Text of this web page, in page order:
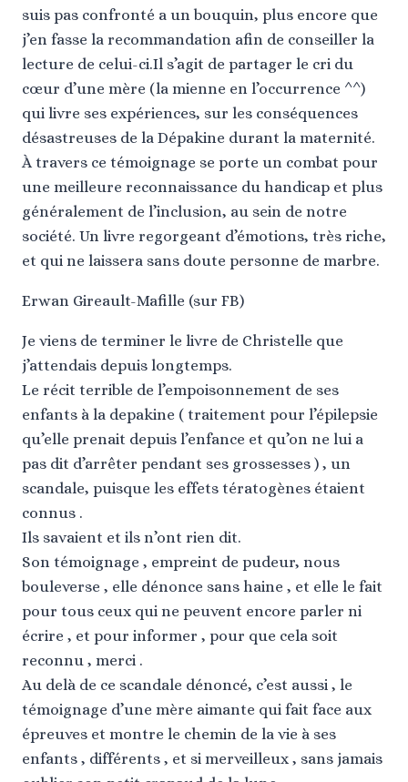
suis pas confronté a un bouquin, plus encore que
j’en fasse la recommandation afin de conseiller la
lecture de celui-ci.Il s’agit de partager le cri du
cœur d’une mère (la mienne en l’occurrence ^^)
qui livre ses expériences, sur les conséquences
désastreuses de la Dépakine durant la maternité.
À travers ce témoignage se porte un combat pour
une meilleure reconnaissance du handicap et plus
généralement de l’inclusion, au sein de notre
société. Un livre regorgeant d’émotions, très riche,
et qui ne laissera sans doute personne de marbre.
Erwan Gireault-Mafille (sur FB)
Je viens de terminer le livre de Christelle que
j’attendais depuis longtemps.
Le récit terrible de l’empoisonnement de ses
enfants à la depakine ( traitement pour l’épilepsie
qu’elle prenait depuis l’enfance et qu’on ne lui a
pas dit d’arrêter pendant ses grossesses ) , un
scandale, puisque les effets tératogènes étaient
connus .
Ils savaient et ils n’ont rien dit.
Son témoignage , empreint de pudeur, nous
bouleverse , elle dénonce sans haine , et elle le fait
pour tous ceux qui ne peuvent encore parler ni
écrire , et pour informer , pour que cela soit
reconnu , merci .
Au delà de ce scandale dénoncé, c’est aussi , le
témoignage d’une mère aimante qui fait face aux
épreuves et montre le chemin de la vie à ses
enfants , différents , et si merveilleux , sans jamais